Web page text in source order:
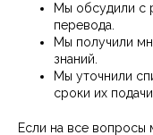
Мы обсудили с
перевода.
Мы получили
знаний.
Мы уточнили
сроки их
Если на все вопросы